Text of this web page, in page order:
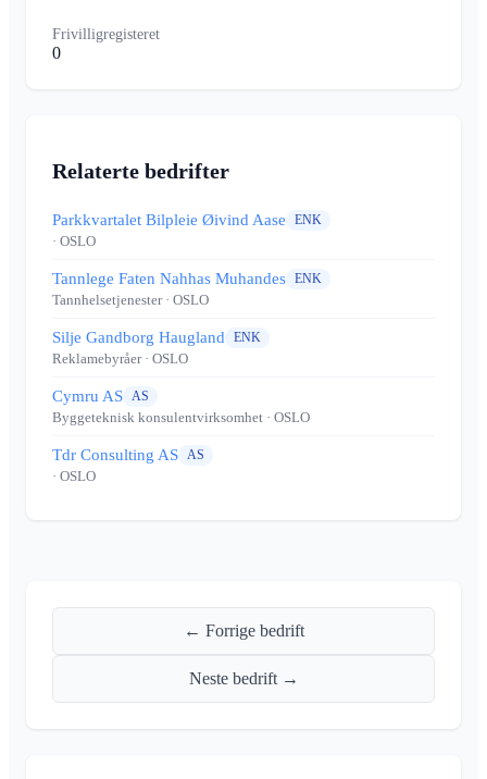
Frivilligregisteret
0
Relaterte bedrifter
Parkkvartalet Bilpleie Øivind Aase ENK
· OSLO
Tannlege Faten Nahhas Muhandes ENK
Tannhelsetjenester· OSLO
Silje Gandborg Haugland ENK
Reklamebyråer· OSLO
Cymru AS AS
Byggeteknisk konsulentvirksomhet · OSLO
Tdr Consulting AS AS
· OSLO
← Forrige bedrift
Neste bedrift →